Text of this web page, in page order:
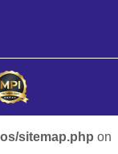
sitemap.php on